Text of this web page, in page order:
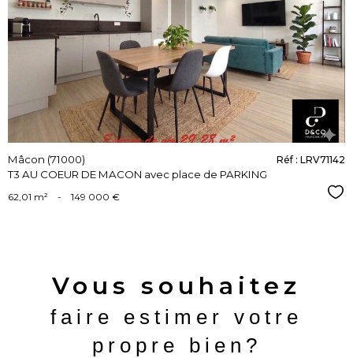
voir le
bien
Mâcon (71000)
T3 AU COEUR DE MACON avec place de PARKING
Réf : LRV71142
62,01 m² - 149 000 €
Vous souhaitez
faire estimer votre
propre bien?